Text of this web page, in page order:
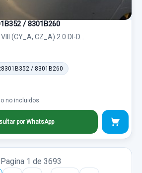
/ 8301B260
(CY_A, CZ_A) 2.0 DI-D...
8301B352 / 8301B260
no incluidos.
por WhatsApp
Pagina 1 de 3693